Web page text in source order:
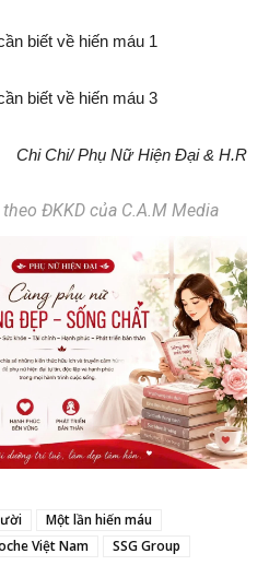
Chi Chi/ Phụ Nữ Hiện Đại & H.R
ĐKKD của C.A.M Media
Một lần hiến máu
Việt Nam SSG Group